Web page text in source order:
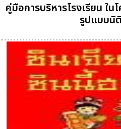
คู่มือการบริหารโรงเรียน ใ
รูปแบบนิ